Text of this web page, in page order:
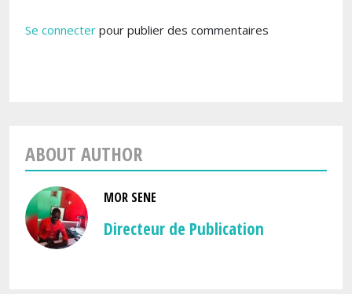
Se connecter pour publier des commentaires
ABOUT AUTHOR
MOR SENE
Directeur de Publication